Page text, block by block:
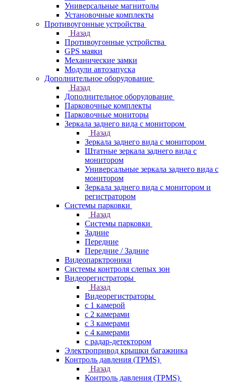
Универсальные магнитолы
Установочные комплекты
Противоугонные устройства
Назад
Противоугонные устройства
GPS маяки
Механические замки
Модули автозапуска
Дополнительное оборудование
Назад
Дополнительное оборудование
Парковочные комплекты
Парковочные мониторы
Зеркала заднего вида с монитором
Назад
Зеркала заднего вида с монитором
Штатные зеркала заднего вида с
монитором
Универсальные зеркала заднего вида с
монитором
Зеркала заднего вида с монитором и
регистратором
Системы парковки
Назад
Системы парковки
Задние
Передние
Передние / Задние
Видеопарктроники
Системы контроля слепых зон
Видеорегистраторы
Назад
Видеорегистраторы
с 1 камерой
с 2 камерами
с 3 камерами
с 4 камерами
с радар-детектором
Электропривод крышки багажника
Контроль давления (TPMS)
Назад
Контроль давления (TPMS)